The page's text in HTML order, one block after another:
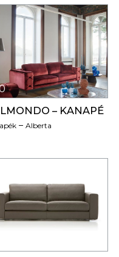
– KANAPÉ
Alberta